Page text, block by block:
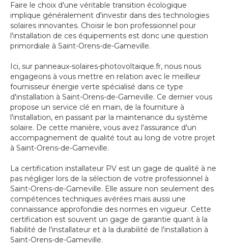
Faire le choix d'une véritable transition écologique
implique généralement d'investir dans des technologies
solaires innovantes. Choisir le bon professionnel pour
l'installation de ces équipements est donc une question
primordiale à Saint-Orens-de-Gameville.
Ici, sur panneaux-solaires-photovoltaique.fr, nous nous
engageons à vous mettre en relation avec le meilleur
fournisseur énergie verte spécialisé dans ce type
d'installation à Saint-Orens-de-Gameville. Ce dernier vous
propose un service clé en main, de la fourniture à
l'installation, en passant par la maintenance du système
solaire. De cette manière, vous avez l'assurance d'un
accompagnement de qualité tout au long de votre projet
à Saint-Orens-de-Gameville.
La certification installateur PV est un gage de qualité à ne
pas négliger lors de la sélection de votre professionnel à
Saint-Orens-de-Gameville. Elle assure non seulement des
compétences techniques avérées mais aussi une
connaissance approfondie des normes en vigueur. Cette
certification est souvent un gage de garantie quant à la
fiabilité de l'installateur et à la durabilité de l'installation à
Saint-Orens-de-Gameville.